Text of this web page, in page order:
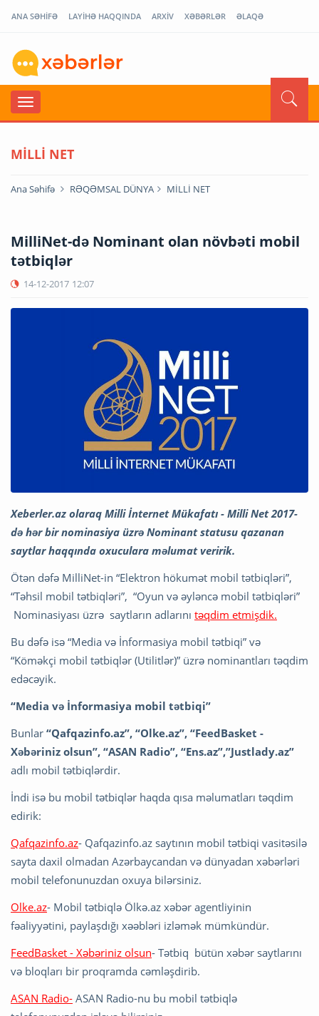
ANA SƏHİFƏ LAYİHƏ HAQQINDA ARXİV XƏBƏRLƏR ƏLAQƏ
MİLLİ NET
Ana Səhifə RƏQƏMSAL DÜNYA MİLLİ NET
MilliNet-də Nominant olan növbəti mobil
tətbiqlər
14-12-2017 12:07
Xeberler.az olaraq Milli İnternet Mükafatı - Milli Net 2017-
də hər bir nominasiya üzrə Nominant statusu qazanan
saytlar haqqında oxuculara məlumat veririk.
Ötən dəfə MilliNet-in “Elektron hökumət mobil tətbiqləri”,
“Təhsil mobil tətbiqləri”, “Oyun və əyləncə mobil tətbiqləri”
Nominasiyası üzrə saytların adlarını təqdim etmişdik.
Bu dəfə isə “Media və İnformasiya mobil tətbiqi” və
“Köməkçi mobil tətbiqlər (Utilitlər)” üzrə nominantları təqdim
edəcəyik.
“Media və İnformasiya mobil tətbiqi”
Bunlar “Qafqazinfo.az”, “Olke.az”, “FeedBasket -
Xəbəriniz olsun”, “ASAN Radio”, “Ens.az”,”Justlady.az”
adlı mobil tətbiqlərdir.
İndi isə bu mobil tətbiqlər haqda qısa məlumatları təqdim
edirik:
Qafqazinfo.az- Qafqazinfo.az saytının mobil tətbiqi vasitəsilə
sayta daxil olmadan Azərbaycandan və dünyadan xəbərləri
mobil telefonunuzdan oxuya bilərsiniz.
Olke.az- Mobil tətbiqlə Ölkə.az xəbər agentliyinin
fəaliyyətini, paylaşdığı xəəbləri izləmək mümkündür.
FeedBasket - Xəbəriniz olsun- Tətbiq bütün xəbər saytlarını
və bloqları bir proqramda cəmləşdirib.
ASAN Radio- ASAN Radio-nu bu mobil tətbiqlə